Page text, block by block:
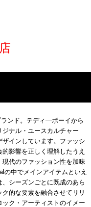
ンド。テディ―ボーイから
ナル・ユースカルチャー
インしています。ファッシ
影響を正しく理解したうえ
代のファッション性を加味
の中でメインアイテムといえ
シーズンごとに既成のあら
的な要素を融合させてリリ
ク・アーティストのイメー